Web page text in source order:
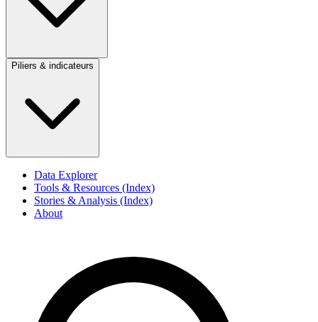
Piliers & indicateurs
Data Explorer
Tools & Resources (Index)
Stories & Analysis (Index)
About